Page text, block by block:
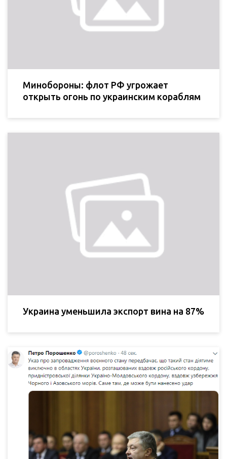
Минобороны: флот РФ угрожает
открыть огонь по украинским кораблям
Украина уменьшила экспорт вина на 87%